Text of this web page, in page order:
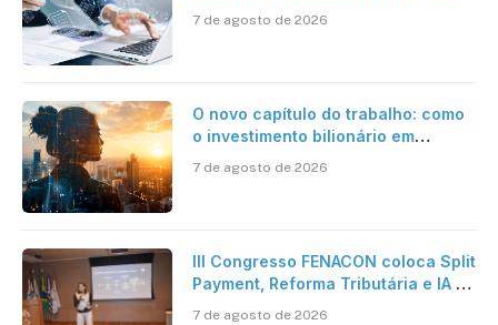
7 de agosto de 2026
O novo capítulo do trabalho: como
o investimento bilionário em
verdadeira era da inteligência
7 de agosto de 2026
III Congresso FENACON coloca Split
Payment, Reforma Tributária e IA no
7 de agosto de 2026